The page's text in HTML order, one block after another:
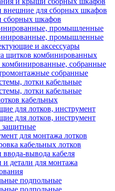
внешние для сборных шкафов
сборных шкафов
промышленные
промышленные
и аксессуары
щитков комбинированных
собранные
собранные
лотки кабельные
лотки кабельные
кабельных
для лотков, инструмент
для лотков, инструмент
защитные
для монтажа лотков
кабельных лотков
вывода кабеля
и детали для монтажа
подпольные
подпольные